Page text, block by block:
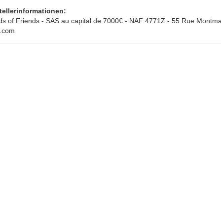
of Friends - SAS au capital de 7000€ - NAF 4771Z - 55 Rue